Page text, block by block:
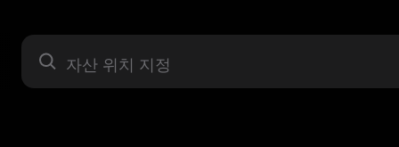
자산 라벨